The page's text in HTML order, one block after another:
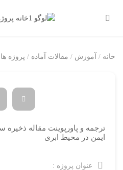
خانه / آموزش / مقالات آماده / پروژه
ترجمه و پاورپوینت مقاله ذخیره
ایمن در محیط ابری
عنوان پروژه :